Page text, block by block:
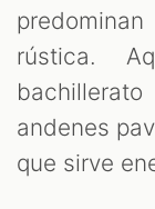
rústica.
andenes
que sirve